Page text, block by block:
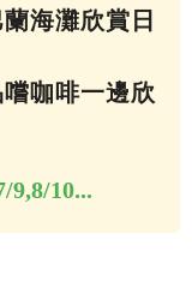
海灘欣賞日
咖啡一邊欣
9,8/10...